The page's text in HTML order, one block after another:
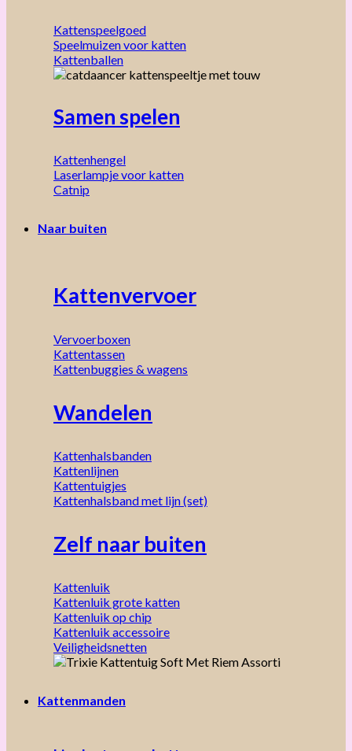
Kattenspeelgoed
Speelmuizen voor katten
Kattenballen
Samen spelen
Kattenhengel
Laserlampje voor katten
Catnip
Naar buiten
Kattenvervoer
Vervoerboxen
Kattentassen
Kattenbuggies & wagens
Wandelen
Kattenhalsbanden
Kattenlijnen
Kattentuigjes
Kattenhalsband met lijn (set)
Zelf naar buiten
Kattenluik
Kattenluik grote katten
Kattenluik op chip
Kattenluik accessoire
Veiligheidsnetten
Kattenmanden